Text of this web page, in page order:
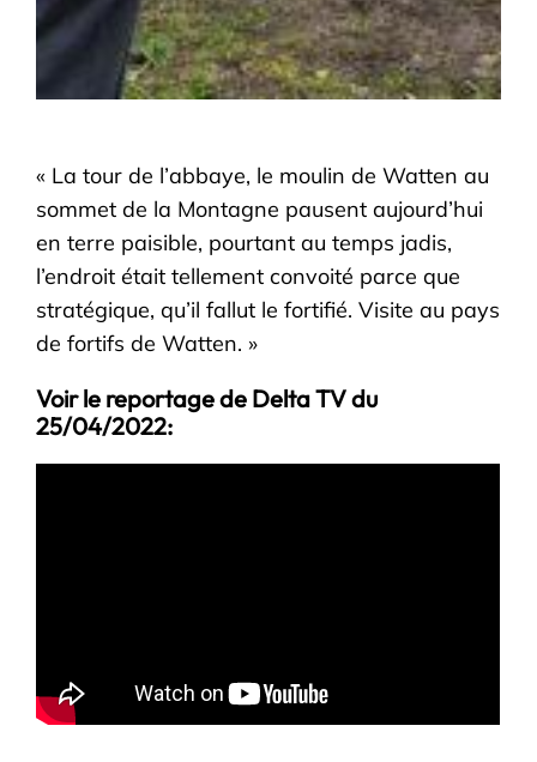
« La tour de l’abbaye, le moulin de Watten au
sommet de la Montagne pausent aujourd’hui
en terre paisible, pourtant au temps jadis,
l’endroit était tellement convoité parce que
stratégique, qu’il fallut le fortifié. Visite au pays
de fortifs de Watten. »
Voir le reportage de Delta TV du
25/04/2022: